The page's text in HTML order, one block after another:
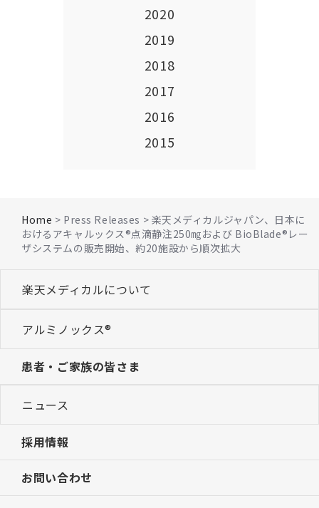
2020
2019
2018
2017
2016
2015
Home > Press Releases > 楽天メディカルジャパン、日本に
おけるアキャルックス®点滴静注250㎎および BioBlade®レー
ザシステムの販売開始、約20施設から順次拡大
楽天メディカルについて
アルミノックス®
患者・ご家族の皆さま
ニュース
採用情報
お問い合わせ